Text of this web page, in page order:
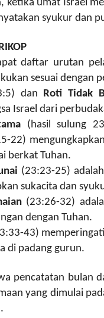
ketika umat Israel
syukur dan
daftar urutan
sesuai dengan
dan Roti Tidak
Israel dari
(hasil sulung
22)
berkat Tuhan.
(23:23-25)
sukacita dan
(23:26-32)
dengan Tuhan.
43)
di padang gurun.
pencatatan bulan
yang dimulai